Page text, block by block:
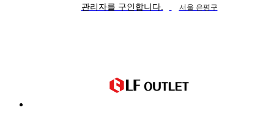
관리자를 구인합니다.
서울 은평구